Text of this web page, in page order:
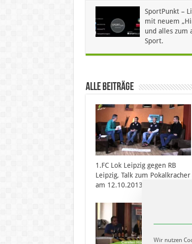
SportPunkt –
mit neuem
und alles zum
Sport.
Alle Beiträge
1.FC Lok Leipzig gegen RB
Leipzig, Talk zum Pokalkracher
am 12.10.2013 – Teil 2
Wir nutzen